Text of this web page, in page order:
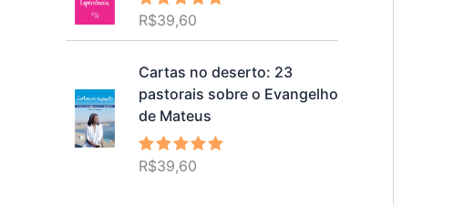
Avaliação
R$39,60
Cartas no deserto: 23
pastorais sobre o Evangelho
de Mateus
Avaliação
R$39,60